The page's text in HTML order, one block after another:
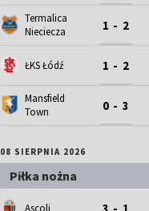
Termalica
Nieciecza
1 - 2
ŁKS Łódź 1 - 2
Mansfield
Town
0 - 3
08 SIERPNIA 2026
Piłka nożna
Ascoli 3 - 1